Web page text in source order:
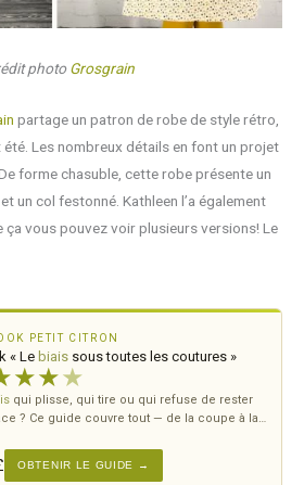
photoGrosgrain
partage un patron de robe de style rétro,
Les nombreux détails en font un projet
forme chasuble, cette robe présente un
un col festonné. Kathleen l’a également
ça vous pouvez voir plusieurs versions! Le
PETIT CITRON
« Le biais sous toutes les coutures »
★★★
qui plisse, qui tire ou qui refuse de rester
? Ce guide couvre tout — de la coupe à la
OBTENIR LE GUIDE →